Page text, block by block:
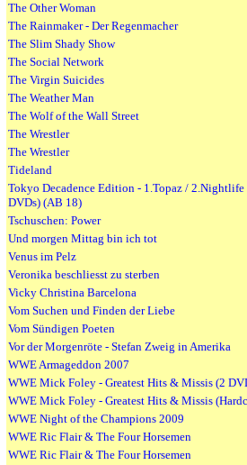
The Other Woman
The Rainmaker - Der Regenmacher
The Slim Shady Show
The Social Network
The Virgin Suicides
The Weather Man
The Wolf of the Wall Street
The Wrestler
The Wrestler
Tideland
Tokyo Decadence Edition - 1.Topaz /
DVDs) (AB 18)
Tschuschen: Power
Und morgen Mittag bin ich tot
Venus im Pelz
Veronika beschliesst zu sterben
Vicky Christina Barcelona
Vom Suchen und Finden der Liebe
Vom Sündigen Poeten
Vor der Morgenröte - Stefan Zweig in Amerika
WWE Armageddon 2007
WWE Mick Foley - Greatest Hits & Missis (2
WWE Mick Foley - Greatest Hits & Missis
WWE Night of the Champions 2009
WWE Ric Flair & The Four Horsemen
WWE Ric Flair & The Four Horsemen